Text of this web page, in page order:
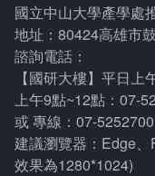
國立中山大學產學處
地址：80424高雄市
諮詢電話：
【國研大樓】平日
上午9點~12點：07-
或 專線：07-5252700
建議瀏覽器：Edge
效果為1280*1024)